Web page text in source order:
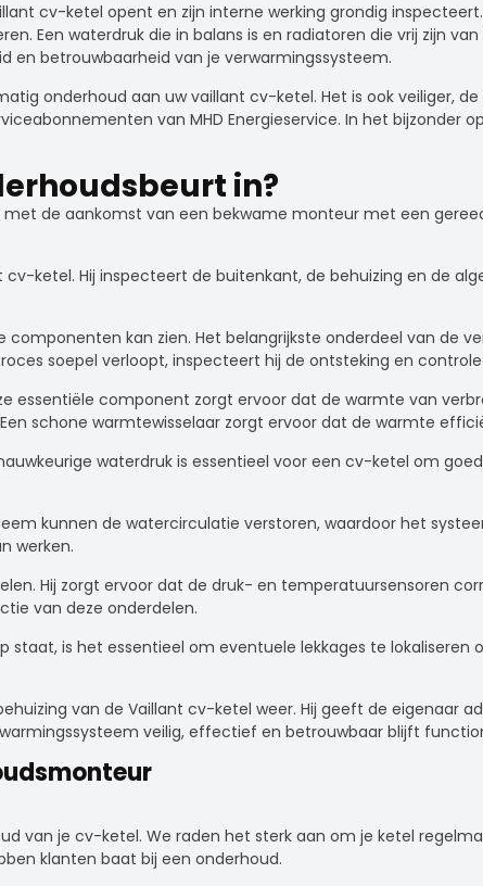
cv-ketel opent en zijn interne werking grondig
Een waterdruk die in balans is en radiatoren die vrij zijn
en betrouwbaarheid van je verwarmingssysteem.
onderhoud aan uw vaillant cv-ketel. Het is ook veiliger,
van MHD Energieservice. In het bijzonder
in?
de aankomst van een bekwame monteur met een
ketel. Hij inspecteert de buitenkant, de behuizing en de
kan zien. Het belangrijkste onderdeel van de
soepel verloopt, inspecteert hij de ontsteking en
essentiële component zorgt ervoor dat de warmte van
schone warmtewisselaar zorgt ervoor dat de warmte
waterdruk is essentieel voor een cv-ketel om
kunnen de watercirculatie verstoren, waardoor het
werken.
Hij zorgt ervoor dat de druk- en temperatuursensoren
van deze onderdelen.
is het essentieel om eventuele lekkages te
van de Vaillant cv-ketel weer. Hij geeft de eigenaar
veilig, effectief en betrouwbaar blijft
van je cv-ketel. We raden het sterk aan om je ketel
klanten baat bij een onderhoud.